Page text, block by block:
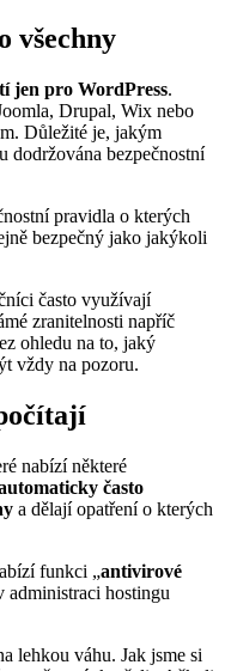
všechny
jen pro WordPress.
Drupal, Wix nebo
Důležité je, jakým
dodržována bezpečnostní
pravidla o kterých
bezpečný jako jakýkoli
často využívají
zranitelnosti napříč
ohledu na to, jaký
vždy na pozoru.
nabízí některé
často
a dělají opatření o kterých
funkci „antivirové
hostingu
lehkou váhu. Jak jsme si